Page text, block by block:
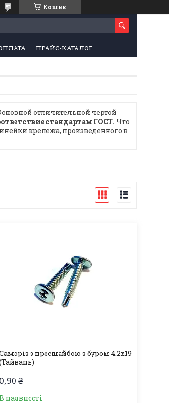
Кошик
ПРАЙС-КАТАЛОГ
отличительной чертой
стандартам ГОСТ. Что
крепежа, произведенного в
Саморіз з пресшайбою з буром 4.2х19
(Тайвань)
0,90 ₴
В наявності